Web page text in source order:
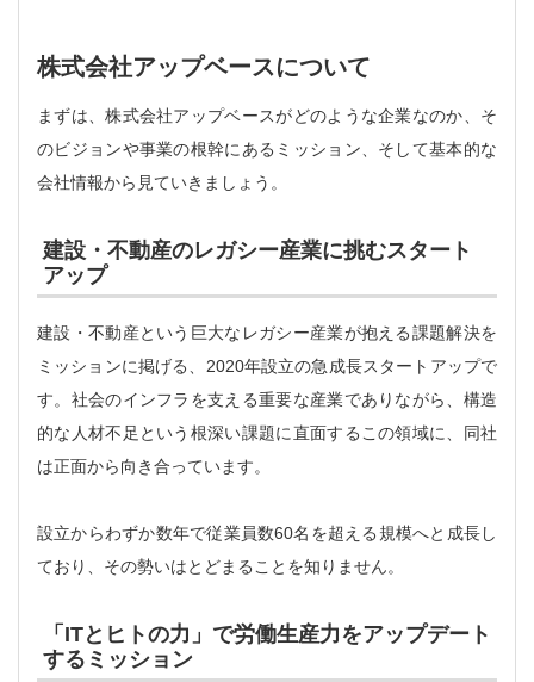
株式会社アップベースについて
まずは、株式会社アップベースがどのような企業なのか、そ
のビジョンや事業の根幹にあるミッション、そして基本的な
会社情報から見ていきましょう。
建設・不動産のレガシー産業に挑むスタート
アップ
建設・不動産という巨大なレガシー産業が抱える課題解決を
ミッションに掲げる、2020年設立の急成長スタートアップで
す。社会のインフラを支える重要な産業でありながら、構造
的な人材不足という根深い課題に直面するこの領域に、同社
は正面から向き合っています。
設立からわずか数年で従業員数60名を超える規模へと成長し
ており、その勢いはとどまることを知りません。
「ITとヒトの力」で労働生産力をアップデート
するミッション